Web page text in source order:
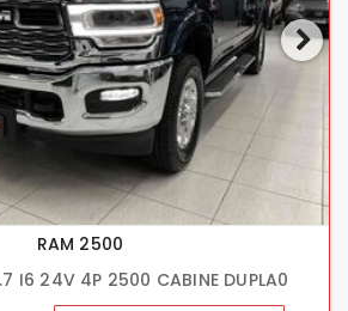
RAM 2500
I6 24V 4P 2500 CABINE DUPLA0